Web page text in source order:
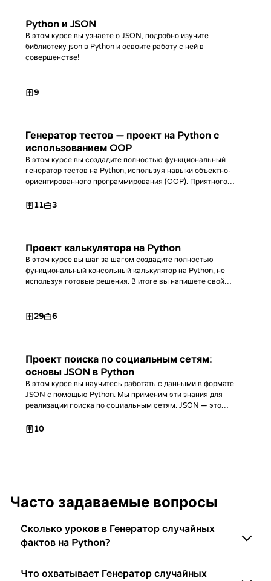
Python и JSON
В этом курсе вы узнаете о JSON, подробно изучите
библиотеку json в Python и освоите работу с ней в
совершенстве!
9
Генератор тестов — проект на Python с
использованием OOP
В этом курсе вы создадите полностью функциональный
генератор тестов на Python, используя навыки объектно-
ориентированного программирования (OOP). Приятного
11 3
Проект калькулятора на Python
В этом курсе вы шаг за шагом создадите полностью
функциональный консольный калькулятор на Python, не
используя готовые решения. В итоге вы напишете свой
29 6
Проект поиска по социальным сетям:
основы JSON в Python
В этом курсе вы научитесь работать с данными в формате
JSON с помощью Python. Мы применим эти знания для
реализации поиска по социальным сетям. JSON — это
встречаться в вашей карьере Python-разработчика.
10
Часто задаваемые вопросы
Сколько уроков в Генератор случайных
фактов на Python?
Что охватывает Генератор случайных